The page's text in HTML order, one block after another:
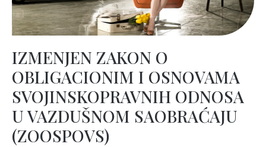
IZMENJEN ZAKON O
OBLIGACIONIM I OSNOVAMA
SVOJINSKOPRAVNIH ODNOSA
U VAZDUŠNOM SAOBRAĆAJU
(ZOOSPOVS)